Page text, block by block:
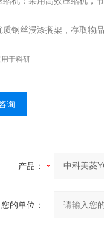
质钢丝浸漆搁架，存取物
于科研
询
产品：
您的单位：